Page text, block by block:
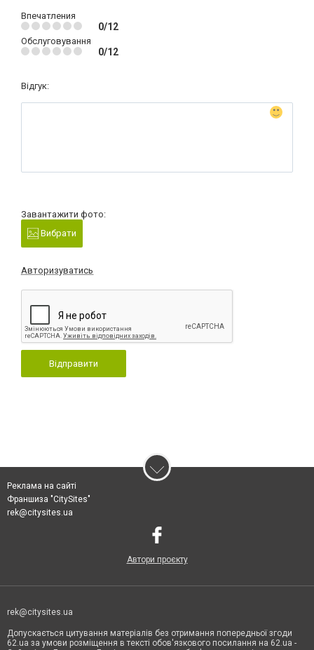
Впечатления
0/12
Обслуговування
0/12
Відгук:
Завантажити фото:
Вибрати
Авторизуватись
Відправити
Реклама на сайті
Франшиза "CitySites"
rek@citysites.ua
Автори проєкту
rek@citysites.ua
Допускається цитування матеріалів без отримання попередньої згоди
62.ua за умови розміщення в тексті обов'язкового посилання на 62.ua -